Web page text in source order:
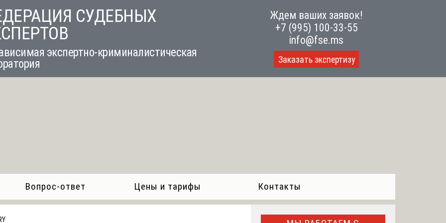
СУДЕБНЫХ
экспертно-криминалистическая
Ждем ваших заявок!
+7 (995) 100-33-55
info@fse.ms
Заказать экспертизу
Вопрос-ответ Цены и тарифы Контакты